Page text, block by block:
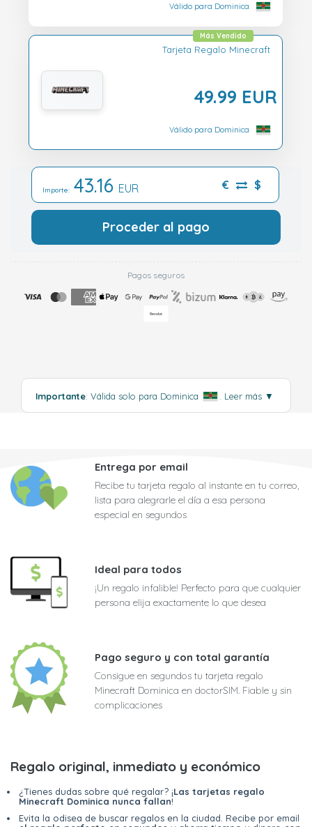
Válido para Dominica
Tarjeta Regalo Minecraft
49.99 EUR
Más Vendido
Válido para Dominica
Importe: 43.16 EUR € $
Proceder al pago
Pagos seguros
Importante: Válida solo para Dominica Leer más ▼
Entrega por email
Recibe tu tarjeta regalo al instante en tu correo,
lista para alegrarle el día a esa persona
especial en segundos
Ideal para todos
¡Un regalo infalible! Perfecto para que cualquier
persona elija exactamente lo que desea
Pago seguro y con total garantía
Consigue en segundos tu tarjeta regalo
Minecraft Dominica en doctorSIM. Fiable y sin
complicaciones
Regalo original, inmediato y económico
¿Tienes dudas sobre qué regalar? ¡Las tarjetas regalo
Minecraft Dominica nunca fallan!
Evita la odisea de buscar regalos en la ciudad. Recibe por email